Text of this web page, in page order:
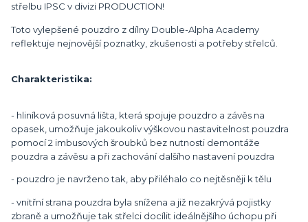
střelbu IPSC v divizi PRODUCTION!
Toto vylepšené pouzdro z dílny Double-Alpha Academy
reflektuje nejnovější poznatky, zkušenosti a potřeby střelců.
Charakteristika:
- hliníková posuvná lišta, která spojuje pouzdro a závěs na
opasek, umožňuje jakoukoliv výškovou nastavitelnost pouzdra
pomocí 2 imbusových šroubků bez nutnosti demontáže
pouzdra a závěsu a při zachování dalšího nastavení pouzdra
- pouzdro je navrženo tak, aby přiléhalo co nejtěsněji k tělu
- vnitřní strana pouzdra byla snížena a již nezakrývá pojistky
zbraně a umožňuje tak střelci docílit ideálnějšího úchopu při